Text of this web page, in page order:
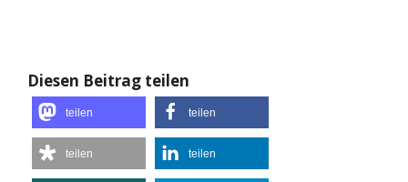
Diesen Beitrag teilen
teilen teilen
teilen teilen